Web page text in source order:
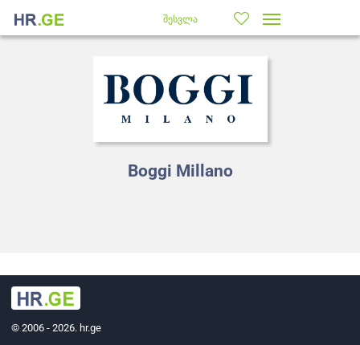
შესვლა
Boggi Millano
© 2006 - 2026. hr.ge